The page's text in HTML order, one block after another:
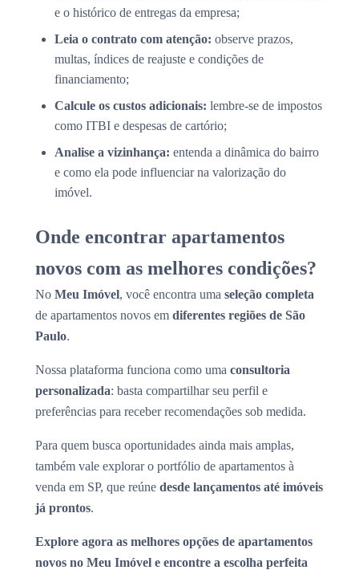
e o histórico de entregas da empresa;
Leia o contrato com atenção: observe prazos,
multas, índices de reajuste e condições de
financiamento;
Calcule os custos adicionais: lembre-se de impostos
como ITBI e despesas de cartório;
Analise a vizinhança: entenda a dinâmica do bairro
e como ela pode influenciar na valorização do
imóvel.
Onde encontrar apartamentos
novos com as melhores condições?
No Meu Imóvel, você encontra uma seleção completa
de apartamentos novos em diferentes regiões de São
Paulo.
Nossa plataforma funciona como uma consultoria
personalizada: basta compartilhar seu perfil e
preferências para receber recomendações sob medida.
Para quem busca oportunidades ainda mais amplas,
também vale explorar o portfólio de apartamentos à
venda em SP, que reúne desde lançamentos até imóveis
já prontos.
Explore agora as melhores opções de apartamentos
novos no Meu Imóvel e encontre a escolha perfeita